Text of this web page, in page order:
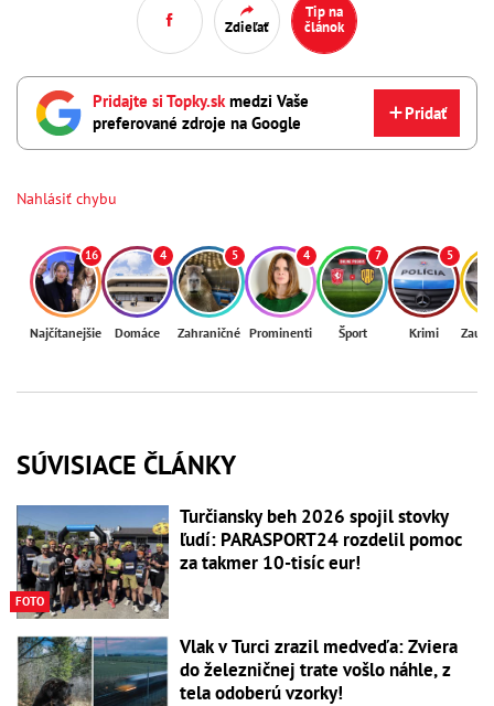
Zdieľať
Tip na
článok
Pridajte si Topky.skmedzi Vaše
preferované zdroje na Google
Pridať
Nahlásiť chybu
16
Najčítanejšie
4
Domáce
5
Zahraničné
4
Prominenti
7
Šport
5
Krimi
SÚVISIACE ČLÁNKY
FOTO
Turčiansky beh 2026 spojil stovky
ľudí: PARASPORT24 rozdelil pomoc
za takmer 10-tisíc eur!
Vlak v Turci zrazil medveďa: Zviera
do železničnej trate vošlo náhle, z
tela odoberú vzorky!